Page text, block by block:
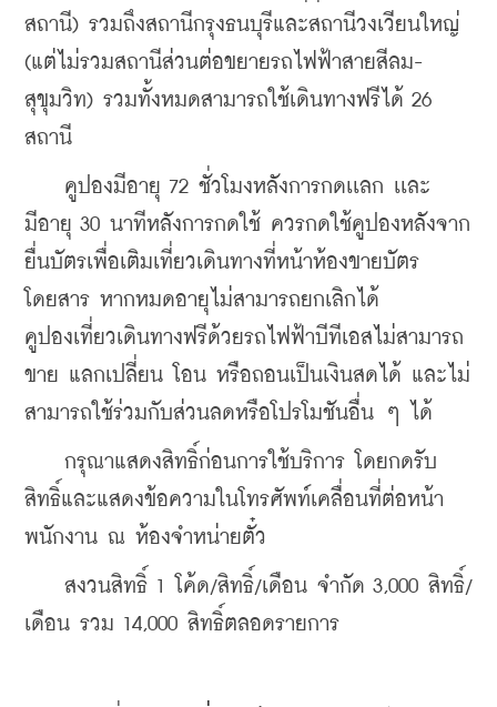
สถานี) รวมถึงสถานีกรุงธนบุรีและสถานีวงเวียนใหญ่
(แต่ไม่รวมสถานีส่วนต่อขยายรถไฟฟ้าสายสีลม-
สุขุมวิท) รวมทั้งหมดสามารถใช้เดินทางฟรีได้ 26
สถานี
คูปองมีอายุ 72 ชั่วโมงหลังการกดเเลก เเละ
มีอายุ 30 นาทีหลังการกดใช้ ควรกดใช้คูปองหลังจาก
ยื่นบัตรเพื่อเติมเที่ยวเดินทางที่หน้าห้องขายบัตร
โดยสาร หากหมดอายุไม่สามารถยกเลิกได้
คูปองเที่ยวเดินทางฟรีด้วยรถไฟฟ้าบีทีเอสไม่สามารถ
ขาย แลกเปลี่ยน โอน หรือถอนเป็นเงินสดได้ และไม่
สามารถใช้ร่วมกับส่วนลดหรือโปรโมชันอื่น ๆ ได้
กรุณาแสดงสิทธิ์ก่อนการใช้บริการ โดยกดรับ
สิทธิ์และแสดงข้อความในโทรศัพท์เคลื่อนที่ต่อหน้า
พนักงาน ณ ห้องจำหน่ายตั๋ว
สงวนสิทธิ์ 1 โค้ด/สิทธิ์/เดือน จำกัด 3,000 สิทธิ์/
เดือน รวม 14,000 สิทธิ์ตลอดรายการ